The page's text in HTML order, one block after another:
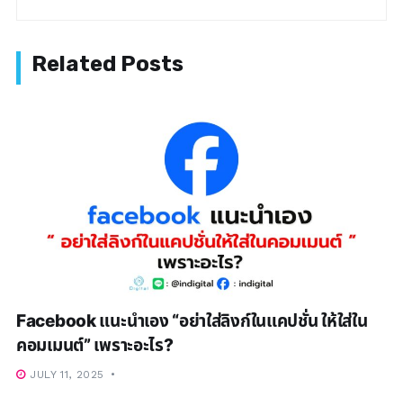
Facebook แนะนำเอง “อย่าใส่ลิงก์ในแคปชั่น ให้ใส่ใน
คอมเมนต์” เพราะอะไร?
JULY 11, 2025